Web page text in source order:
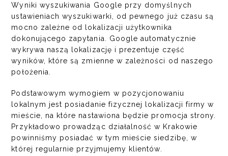
Wyniki wyszukiwania Google przy domyślnych
ustawieniach wyszukiwarki, od pewnego już czasu są
mocno zależne od lokalizacji użytkownika
dokonującego zapytania. Google automatycznie
wykrywa naszą lokalizację i prezentuje część
wyników, które są zmienne w zależności od naszego
położenia.
Podstawowym wymogiem w pozycjonowaniu
lokalnym jest posiadanie fizycznej lokalizacji firmy w
mieście, na które nastawiona będzie promocja strony.
Przykładowo prowadząc działalność w Krakowie
powinniśmy posiadać w tym mieście siedzibę, w
której regularnie przyjmujemy klientów.